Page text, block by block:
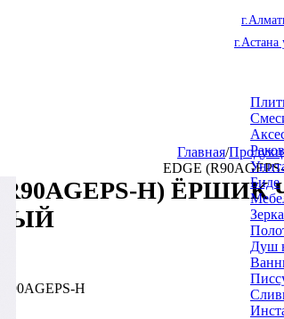
Биде
Душ
Главная/
EDGE
(R90AGEPS-H)
H